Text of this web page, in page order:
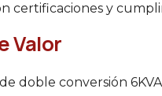
certificaciones y
Valor
de doble conversión